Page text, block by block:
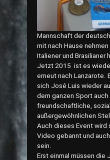
Mannschaft der
mit nach Hause
Italiener und Brasilianer
Jetzt 2015 ist es
erneut nach Lanzarote.
sich José Luis wieder
dem ganzen Sport
freundschaftliche,
außergewöhnlichen
Auch dieses Event wird
Video gebannt und
sein.
Erst einmal müssen die